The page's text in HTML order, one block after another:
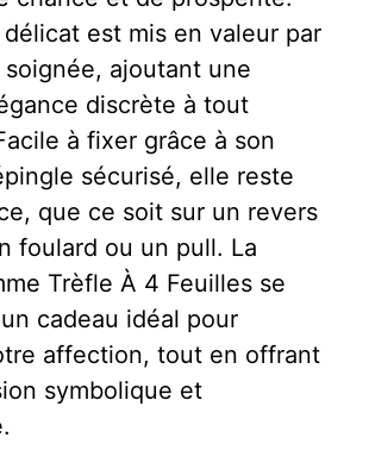
est mis en valeur par
ajoutant une
discrète à tout
à fixer grâce à son
sécurisé, elle reste
que ce soit sur un revers
foulard ou un pull. La
Trèfle À 4 Feuilles se
cadeau idéal pour
affection, tout en offrant
symbolique et